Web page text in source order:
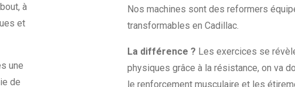
à
et
une
de
Nos machines sont des reformers
transformables en Cadillac.
La différence ? Les exercices se
physiques grâce à la résistance, on va
le renforcement musculaire et les